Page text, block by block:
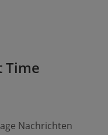
Time
Nachrichten